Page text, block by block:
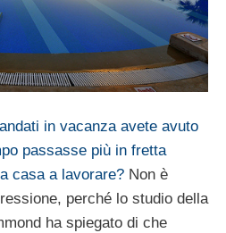
in vacanza avete avuto
passasse più in fretta
casa a lavorare? Non è
perché lo studio della
ha spiegato di che